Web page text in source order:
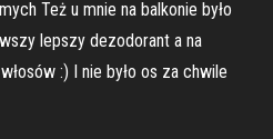
Też u mnie na balkonie było
lepszy dezodorant a na
:) I nie było os za chwile